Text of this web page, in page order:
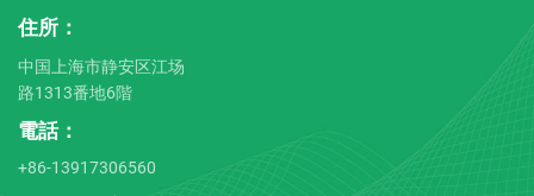
住所：
中国上海市静安区江场
路1313番地6階
電話：
+86-13917306560